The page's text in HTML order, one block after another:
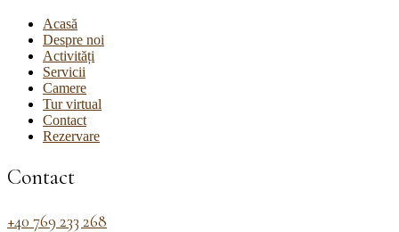
Acasă
Despre noi
Activități
Servicii
Camere
Tur virtual
Contact
Rezervare
Contact
+40 769 233 268